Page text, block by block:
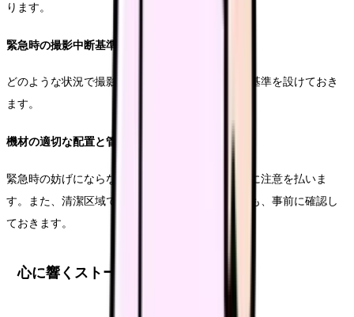
ります。
緊急時の撮影中断基準
どのような状況で撮影を中断するべきか、明確な基準を設けておき
ます。
機材の適切な配置と管理
緊急時の妨げにならないよう、機材の配置には特に注意を払いま
す。また、清潔区域での機材の取り扱いについても、事前に確認し
ておきます。
心に響くストーリー構成